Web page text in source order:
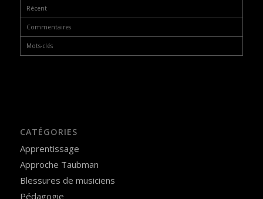
Récent
Commentaires
Mots-clés
CATÉGORIES
Apprentissage
Approche Taubman
Blessures de musiciens
Pédagogie